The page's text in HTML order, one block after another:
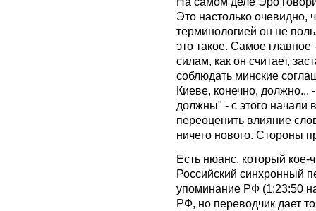
Это настолько очевидно,
терминологией он не
это такое. Самое
силам, как он считает,
соблюдать минские
Киеве, конечно, должно...
должны" - с этого начали
переоценить влияние
ничего нового. Стороны
Есть нюанс, который кое-
Российский синхронный
упоминание РФ (1:23:50
РФ, но переводчик дает